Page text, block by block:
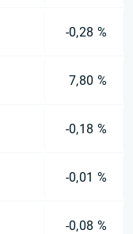
-0,28 %
7,80 %
-0,18 %
-0,01 %
-0,08 %